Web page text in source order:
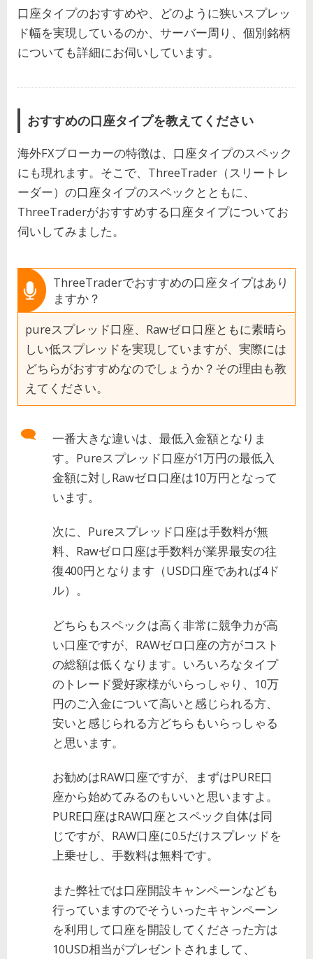
口座タイプのおすすめや、どのように狭いスプレッ
ド幅を実現しているのか、サーバー周り、個別銘柄
についても詳細にお伺いしています。
おすすめの口座タイプを教えてください
海外FXブローカーの特徴は、口座タイプのスペック
にも現れます。そこで、ThreeTrader（スリートレ
ーダー）の口座タイプのスペックとともに、
ThreeTraderがおすすめする口座タイプについてお
伺いしてみました。
ThreeTraderでおすすめの口座タイプはあり
ますか？
pureスプレッド口座、Rawゼロ口座ともに素晴ら
しい低スプレッドを実現していますが、実際には
どちらがおすすめなのでしょうか？その理由も教
えてください。
一番大きな違いは、最低入金額となりま
す。Pureスプレッド口座が1万円の最低入
金額に対しRawゼロ口座は10万円となって
います。
次に、Pureスプレッド口座は手数料が無
料、Rawゼロ口座は手数料が業界最安の往
復400円となります（USD口座であれば4ド
ル）。
どちらもスペックは高く非常に競争力が高
い口座ですが、RAWゼロ口座の方がコスト
の総額は低くなります。いろいろなタイプ
のトレード愛好家様がいらっしゃり、10万
円のご入金について高いと感じられる方、
安いと感じられる方どちらもいらっしゃる
と思います。
お勧めはRAW口座ですが、まずはPURE口
座から始めてみるのもいいと思いますよ。
PURE口座はRAW口座とスペック自体は同
じですが、RAW口座に0.5だけスプレッドを
上乗せし、手数料は無料です。
また弊社では口座開設キャンペーンなども
行っていますのでそういったキャンペーン
を利用して口座を開設してくださった方は
10USD相当がプレゼントされまして、